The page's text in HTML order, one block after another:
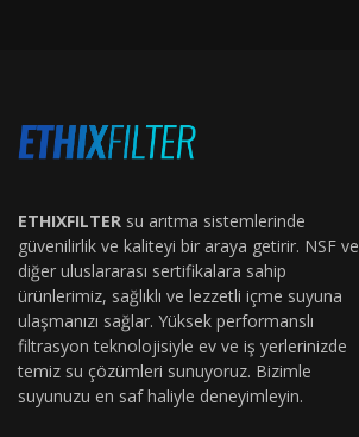
ETHIXFILTER su arıtma sistemlerinde
güvenilirlik ve kaliteyi bir araya getirir. NSF ve
diğer uluslararası sertifikalara sahip
ürünlerimiz, sağlıklı ve lezzetli içme suyuna
ulaşmanızı sağlar. Yüksek performanslı
filtrasyon teknolojisiyle ev ve iş yerlerinizde
temiz su çözümleri sunuyoruz. Bizimle
suyunuzu en saf haliyle deneyimleyin.